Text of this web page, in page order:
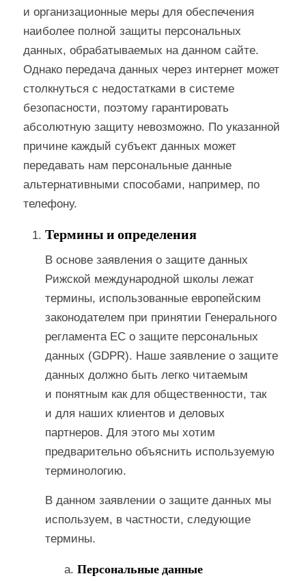
и организационные меры для обеспечения
наиболее полной защиты персональных
данных, обрабатываемых на данном сайте.
Однако передача данных через интернет может
столкнуться с недостатками в системе
безопасности, поэтому гарантировать
абсолютную защиту невозможно. По указанной
причине каждый субъект данных может
передавать нам персональные данные
альтернативными способами, например, по
телефону.
Термины и определения
В основе заявления о защите данных
Рижской международной школы лежат
термины, использованные европейским
законодателем при принятии Генерального
регламента ЕС о защите персональных
данных (GDPR). Наше заявление о защите
данных должно быть легко читаемым
и понятным как для общественности, так
и для наших клиентов и деловых
партнеров. Для этого мы хотим
предварительно объяснить используемую
терминологию.
В данном заявлении о защите данных мы
используем, в частности, следующие
термины.
Персональные данные